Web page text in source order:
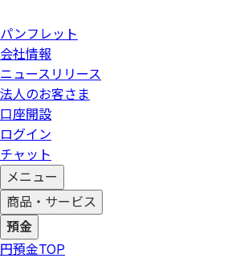
パンフレット
会社情報
ニュースリリース
法人のお客さま
口座開設
ログイン
チャット
メニュー
商品・サービス
預金
円預金TOP